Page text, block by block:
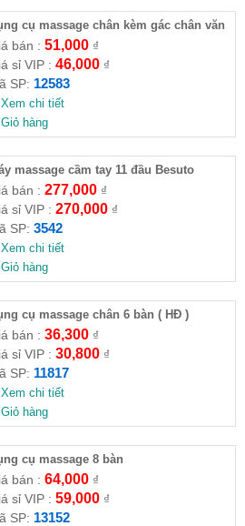
cụ massage chân kèm gác chân văn
bán : 51,000₫
sỉ VIP : 46,000₫
SP: 12583
chi tiết
hàng
massage cầm tay 11 đầu Besuto
bán : 277,000₫
sỉ VIP : 270,000₫
SP: 3542
chi tiết
hàng
cụ massage chân 6 bàn ( HĐ )
bán : 36,300₫
sỉ VIP : 30,800₫
SP: 11817
chi tiết
hàng
cụ massage 8 bàn
bán : 64,000₫
sỉ VIP : 59,000₫
SP: 13152